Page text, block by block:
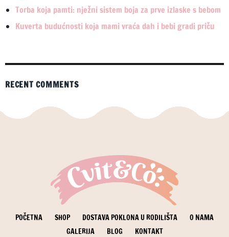
Torba koja pamti: nježni sistem boja za prve izlaske s bebom
Kuverta budućnosti koja mami vraća dah i bebi gradi priču
RECENT COMMENTS
POČETNA SHOP DOSTAVA POKLONA U RODILIŠTA
O NAMA
GALERIJA
BLOG KONTAKT